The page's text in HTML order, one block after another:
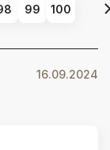
99 100
16.09.2024